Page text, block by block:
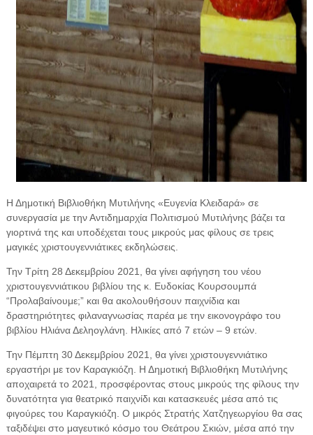
Η Δημοτική Βιβλιοθήκη Μυτιλήνης «Ευγενία Κλειδαρά» σε
συνεργασία με την Αντιδημαρχία Πολιτισμού Μυτιλήνης βάζει τα
γιορτινά της και υποδέχεται τους μικρούς μας φίλους σε τρεις
μαγικές χριστουγεννιάτικες εκδηλώσεις.
Την Τρίτη 28 Δεκεμβρίου 2021, θα γίνει αφήγηση του νέου
χριστουγεννιάτικου βιβλίου της κ. Ευδοκίας Κουρσουμπά
“Προλαβαίνουμε;” και θα ακολουθήσουν παιχνίδια και
δραστηριότητες φιλαναγνωσίας παρέα με την εικονογράφο του
βιβλίου Ηλιάνα Δεληογλάνη. Ηλικίες από 7 ετών – 9 ετών.
Την Πέμπτη 30 Δεκεμβρίου 2021, θα γίνει χριστουγεννιάτικο
εργαστήρι με τον Καραγκιόζη. Η Δημοτική Βιβλιοθήκη Μυτιλήνης
αποχαιρετά το 2021, προσφέροντας στους μικρούς της φίλους την
δυνατότητα για θεατρικό παιχνίδι και κατασκευές μέσα από τις
φιγούρες του Καραγκιόζη. Ο μικρός Στρατής Χατζηγεωργίου θα σας
ταξιδέψει στο μαγευτικό κόσμο του Θεάτρου Σκιών, μέσα από την